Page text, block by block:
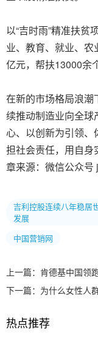
以“吉时雨”精准扶贫
业、教育、就业、
亿元，帮扶13000余
在新的市场格局浪
续推动制造业向全
心、以创新为引领
担社会责任，用自
章来源：微信公众
吉利控股连续八年稳居
发展
中国营销网
上一篇： 肯德基中国领
下一篇： 为什么女性人
热点推荐